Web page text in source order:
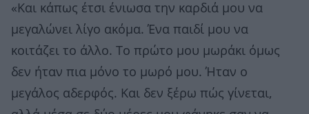
«Και κάπως έτσι ένιωσα την καρδιά μου να
μεγαλώνει λίγο ακόμα. Ένα παιδί μου να
κοιτάζει το άλλο. Το πρώτο μου μωράκι όμως
δεν ήταν πια μόνο το μωρό μου. Ήταν ο
μεγάλος αδερφός. Και δεν ξέρω πώς γίνεται,